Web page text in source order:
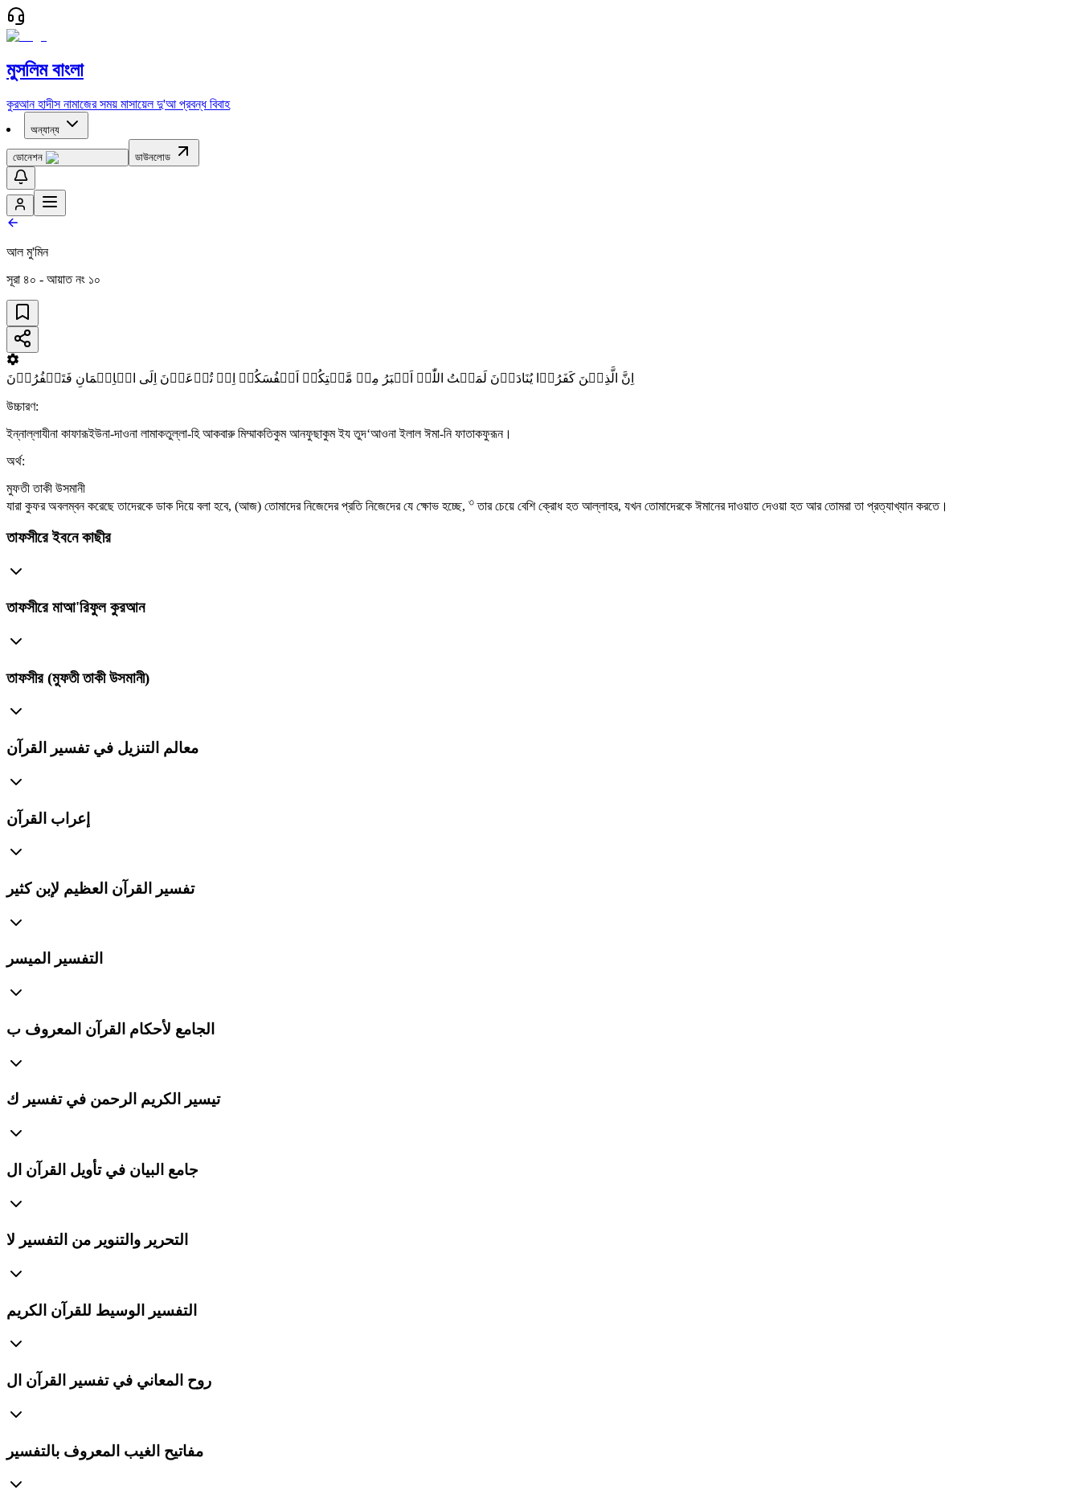
মুসলিম বাংলা
কুরআন হাদীস নামাজের সময় মাসায়েল দু'আ প্রবন্ধ বিবাহ
অন্যান্য
ডোনেশন ডাউনলোড
আল মু'মিন
সূরা ৪০ - আয়াত নং ১০
اِنَّ الَّذِیۡنَ کَفَرُوۡا یُنَادَوۡنَ لَمَقۡتُ اللّٰہِ اَکۡبَرُ مِنۡ مَّقۡتِکُمۡ اَنۡفُسَکُمۡ اِذۡ تُدۡعَوۡنَ اِلَی الۡاِیۡمَانِ فَتَکۡفُرُوۡنَ
উচ্চারণ:
ইন্নাল্লাযীনা কাফারূইউনা-দাওনা লামাকতুল্লা-হি আকবারু মিম্মাকতিকুম আনফুছাকুম ইয তুদ‘আওনা ইলাল ঈমা-নি ফাতাকফুরূন।
অর্থ:
মুফতী তাকী উসমানী
যারা কুফর অবলম্বন করেছে তাদেরকে ডাক দিয়ে বলা হবে, (আজ) তোমাদের নিজেদের প্রতি নিজেদের যে ক্ষোভ হচ্ছে, ৩ তার চেয়ে বেশি ক্রোধ হত আল্লাহর, যখন তোমাদেরকে ঈমানের দাওয়াত দেওয়া হত আর তোমরা তা প্রত্যাখ্যান করতে।
তাফসীরে ইবনে কাছীর
তাফসীরে মাআ'রিফুল কুরআন
তাফসীর (মুফতী তাকী উসমানী)
معالم التنزيل في تفسير القرآن
إعراب القرآن
تفسير القرآن العظيم لإبن كثير
التفسير الميسر
الجامع لأحكام القرآن المعروف ب
تيسير الكريم الرحمن في تفسير ك
جامع البيان في تأويل القرآن ال
التحرير والتنوير من التفسير لا
التفسير الوسيط للقرآن الكريم
روح المعاني في تفسير القرآن ال
مفاتيح الغيب المعروف بالتفسير